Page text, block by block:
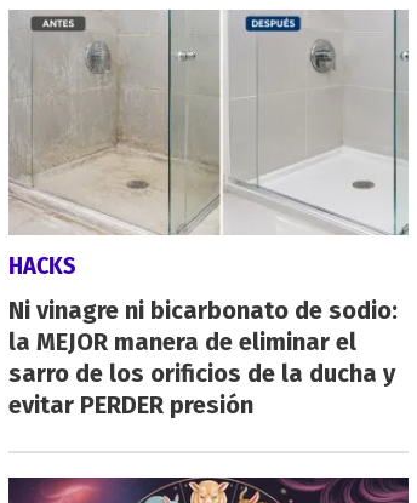
HACKS
Ni vinagre ni bicarbonato de sodio:
la MEJOR manera de eliminar el
sarro de los orificios de la ducha y
evitar PERDER presión